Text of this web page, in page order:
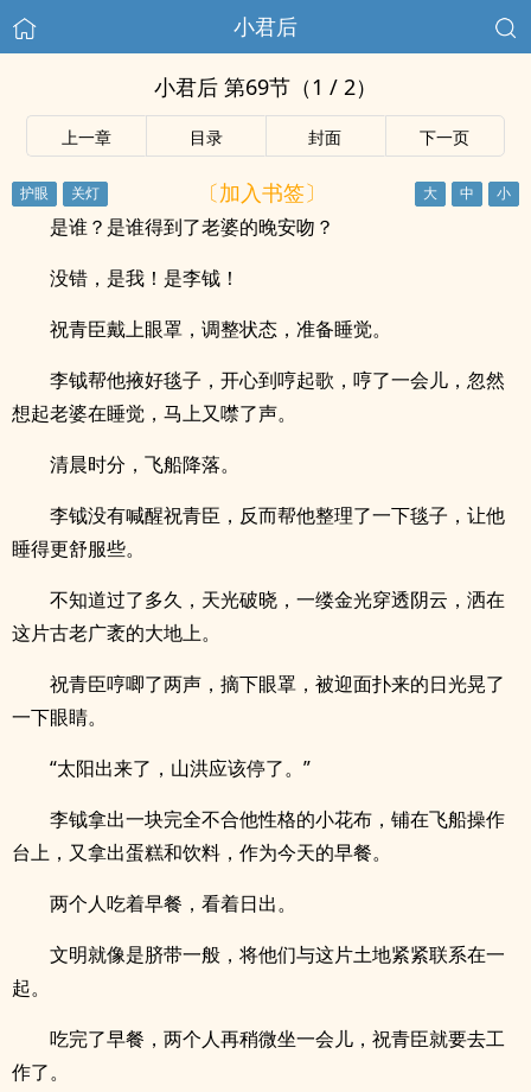
小君后
小君后 第69节（1 / 2）
上一章 目录 封面 下一页
〔加入书签〕
是谁？是谁得到了老婆的晚安吻？
没错，是我！是李钺！
祝青臣戴上眼罩，调整状态，准备睡觉。
李钺帮他掖好毯子，开心到哼起歌，哼了一会儿，忽然
想起老婆在睡觉，马上又噤了声。
清晨时分，飞船降落。
李钺没有喊醒祝青臣，反而帮他整理了一下毯子，让他
睡得更舒服些。
不知道过了多久，天光破晓，一缕金光穿透阴云，洒在
这片古老广袤的大地上。
祝青臣哼唧了两声，摘下眼罩，被迎面扑来的日光晃了
一下眼睛。
“太阳出来了，山洪应该停了。”
李钺拿出一块完全不合他性格的小花布，铺在飞船操作
台上，又拿出蛋糕和饮料，作为今天的早餐。
两个人吃着早餐，看着日出。
文明就像是脐带一般，将他们与这片土地紧紧联系在一
起。
吃完了早餐，两个人再稍微坐一会儿，祝青臣就要去工
作了。